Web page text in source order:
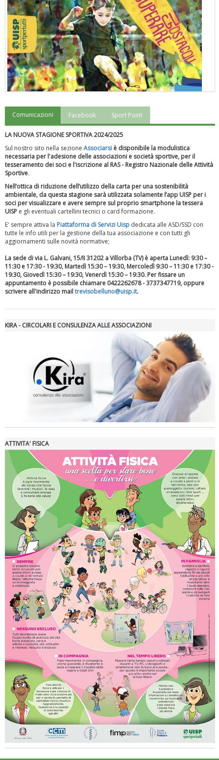
"Superare gli ostacoli": la relazione di Tiziano Pesce al CN Uisp
rivoluzioni"
Tiziano Pesce a Radio InBlu2000 traccia il bilancio della stagione
Ddl Lobby, Uisp: “Il Parlamento valorizzi le nostre specificità"
La formazione Uisp rallenta ma prosegue anche in estate
Comunicazioni Facebook Sport Point
LA NUOVA STAGIONE SPORTIVA 2024/2025
Sul nostro sito nella sezione Associarsi è disponibile la modulistica
necessaria per l'adesione delle associazioni e società sportive, per il
tesseramento dei soci e l'iscrizione al RAS - Registro Nazionale delle Attività
Sportive.
Nell’ottica di riduzione dell’utilizzo della carta per una sostenibilità
ambientale, da questa stagione sarà utilizzata solamente l’app UISP per i
soci per visualizzare e avere sempre sul proprio smartphone la tessera
UISP e gli eventuali cartellini tecnici o card formazione.
E' sempre attiva la Piattaforma di Servizi Uisp dedicata alle ASD/SSD con
tutte le info utili per la gestione della tua associazione e con tutti gli
aggiornamenti sulle novità normative;
La sede di via L. Galvani, 15/II 31202 a Villorba (TV) è aperta Lunedì: 9:30 –
11:30 e 17:30 - 19:30, Martedì 15:30 – 19:30, Mercoledì 9:30 – 11:30 e 17:30 -
19:30, Giovedì 15:30 – 19:30, Venerdì 15:30 – 19:30. Per fissare un
appuntamento è possibile chiamare 0422262678 - 3737347719, oppure
scrivere all'indirizzo mailtrevisobelluno@uisp.it.
KIRA - CIRCOLARI E CONSULENZA ALLE ASSOCIAZIONI
ATTIVITA' FISICA